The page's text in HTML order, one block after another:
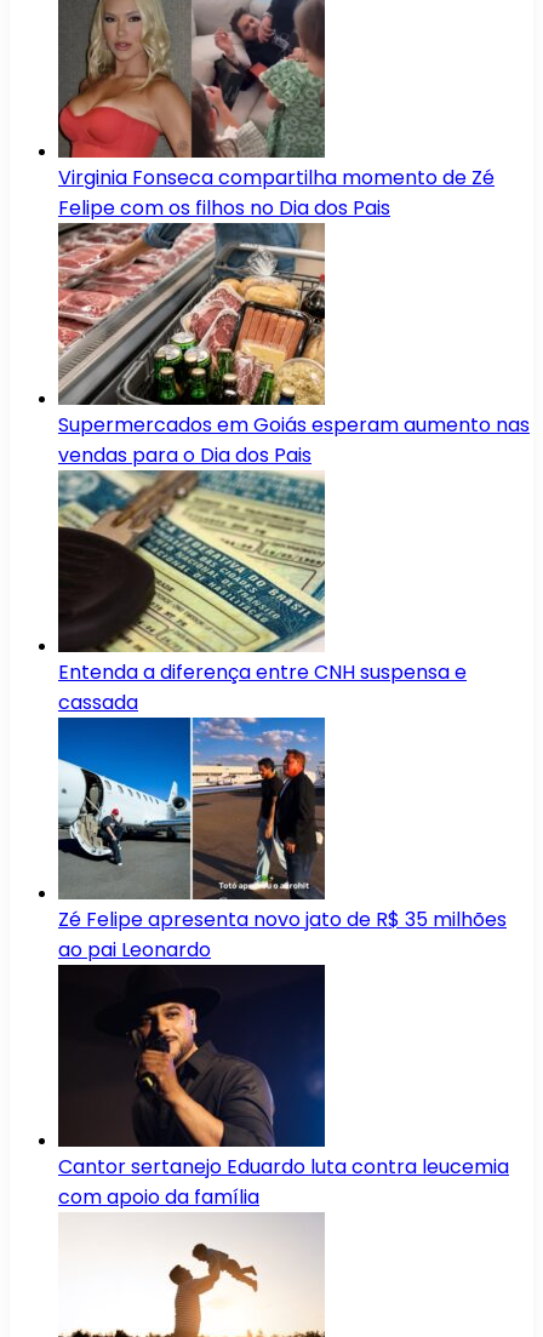
Virginia Fonseca compartilha momento de Zé
Felipe com os filhos no Dia dos Pais
Supermercados em Goiás esperam aumento nas
vendas para o Dia dos Pais
Entenda a diferença entre CNH suspensa e
cassada
Zé Felipe apresenta novo jato de R$ 35 milhões
ao pai Leonardo
Cantor sertanejo Eduardo luta contra leucemia
com apoio da família